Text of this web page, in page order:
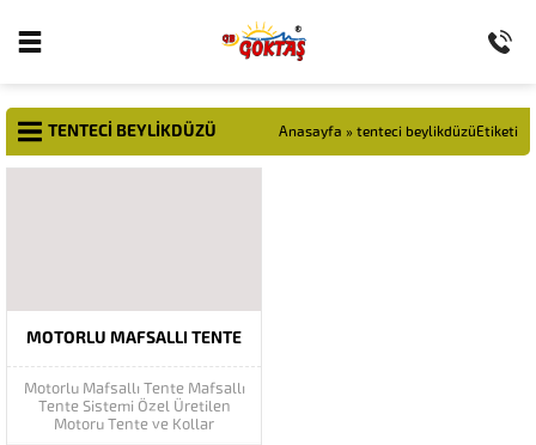
TENTECI BEYLIKDÜZÜ Anasayfa » tenteci beylikdüzüEtiketi
MOTORLU MAFSALLI TENTE
Motorlu Mafsallı Tente Mafsallı
Tente Sistemi Özel Üretilen
Motoru Tente ve Kollar